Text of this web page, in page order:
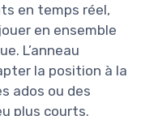
en temps réel,
en ensemble
L’anneau
la position à la
ados ou des
plus courts.